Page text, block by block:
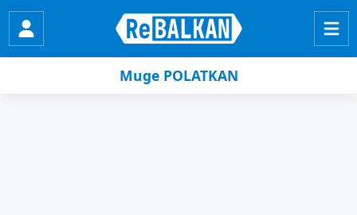
Muge POLATKAN